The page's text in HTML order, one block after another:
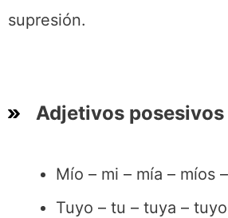
supresión.
Adjetivos posesivos
Mío – mi – mía – míos
Tuyo – tu – tuya –